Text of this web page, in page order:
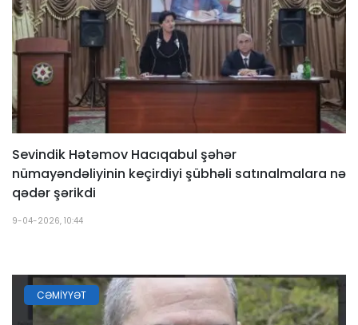
Sevindik Hətəmov Hacıqabul şəhər
nümayəndəliyinin keçirdiyi şübhəli satınalmalara nə
qədər şərikdi
9-04-2026, 10:44
CƏMIYYƏT